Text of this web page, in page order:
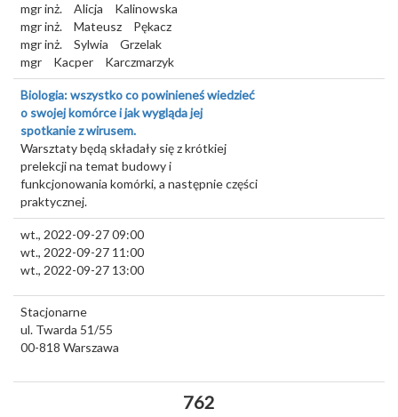
mgr inż.
Alicja
Kalinowska
mgr inż.
Mateusz
Pękacz
mgr inż.
Sylwia
Grzelak
mgr
Kacper Karczmarzyk
Biologia: wszystko co powinieneś wiedzieć
o swojej komórce i jak wygląda jej
spotkanie z wirusem.
Warsztaty będą składały się z krótkiej
prelekcji na temat budowy i
funkcjonowania komórki, a następnie części
praktycznej.
wt., 2022-09-27 09:00
wt., 2022-09-27 11:00
wt., 2022-09-27 13:00
Stacjonarne
ul. Twarda 51/55
00-818 Warszawa
762